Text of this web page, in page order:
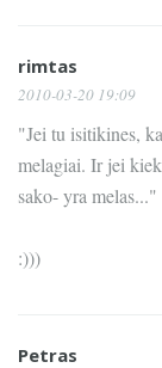
rimtas
2010-03-20 19:09
"Jei tu isitikines,
melagiai. Ir jei
sako- yra melas..."
:)))
Petras